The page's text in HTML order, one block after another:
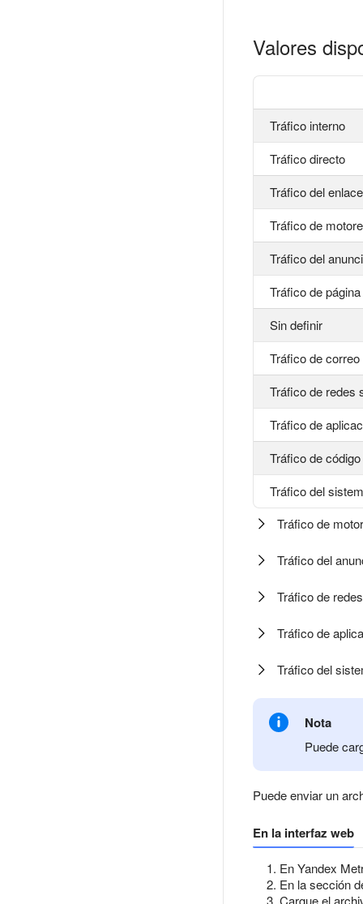
Valores
Tráfico interno
Tráfico directo
Tráfico del enlace
Tráfico de
Tráfico del
Tráfico de
Sin definir
Tráfico de correo
Tráfico de redes
Tráfico de
Tráfico de
Tráfico del
Tráfico de
Tráfico del
Tráfico de
Tráfico de
Tráfico del
Nota
Puede
Puede enviar un
En la interfaz web
En Yandex
En la sección
Cargue el